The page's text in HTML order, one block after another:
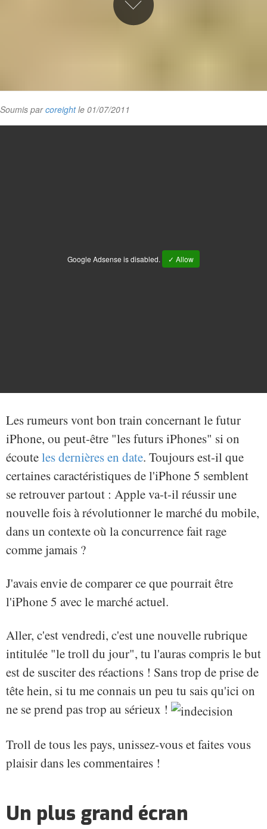
Soumis parcoreightle 01/07/2011
Google Adsense is disabled. ✓ Allow
Les rumeurs vont bon train concernant le futur
iPhone, ou peut-être "les futurs iPhones" si on
écouteles dernières en date. Toujours est-il que
certaines caractéristiques de l'iPhone 5 semblent
se retrouver partout : Apple va-t-il réussir une
nouvelle fois à révolutionner le marché du mobile,
dans un contexte où la concurrence fait rage
comme jamais ?
J'avais envie de comparer ce que pourrait être
l'iPhone 5 avec le marché actuel.
Aller, c'est vendredi, c'est une nouvelle rubrique
intitulée "le troll du jour", tu l'auras compris le but
est de susciter des réactions ! Sans trop de prise de
tête hein, si tu me connais un peu tu sais qu'ici on
ne se prend pas trop au sérieux !
Troll de tous les pays, unissez-vous et faites vous
plaisir dans les commentaires !
Un plus grand écran